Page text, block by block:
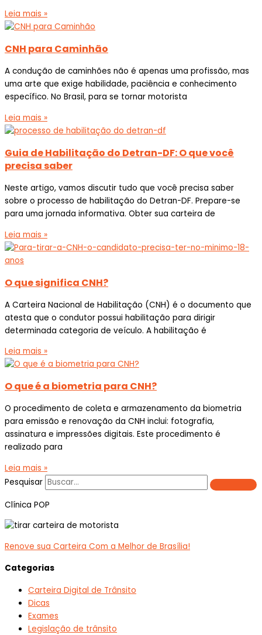
Leia mais »
CNH para Caminhão
A condução de caminhões não é apenas uma profissão, mas
uma arte que exige habilidade, paciência e conhecimento
específico. No Brasil, para se tornar motorista
Leia mais »
Guia de Habilitação do Detran-DF: O que você
precisa saber
Neste artigo, vamos discutir tudo que você precisa saber
sobre o processo de habilitação do Detran-DF. Prepare-se
para uma jornada informativa. Obter sua carteira de
Leia mais »
O que significa CNH?
A Carteira Nacional de Habilitação (CNH) é o documento que
atesta que o condutor possui habilitação para dirigir
determinada categoria de veículo. A habilitação é
Leia mais »
O que é a biometria para CNH?
O procedimento de coleta e armazenamento da biometria
para emissão e renovação da CNH inclui: fotografia,
assinatura e impressões digitais. Este procedimento é
realizado para
Leia mais »
Pesquisar
Clínica POP
Renove sua Carteira Com a Melhor de Brasília!
Categorias
Carteira Digital de Trânsito
Dicas
Exames
Legislação de trânsito